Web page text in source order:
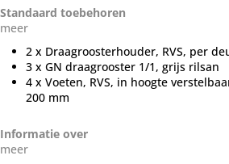
Standaard toebehoren
meer
2 x Draagroosterhouder, RVS, per
3 x GN draagrooster 1/1, grijs rilsan
4 x Voeten, RVS, in hoogte
200 mm
Informatie over
meer